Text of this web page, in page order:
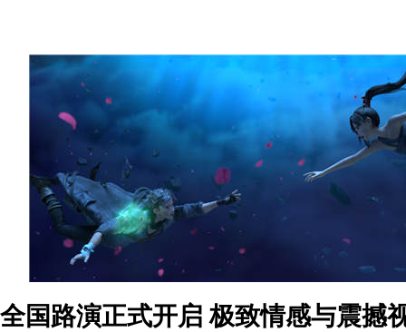
全国路演正式开启 极致情感与震撼